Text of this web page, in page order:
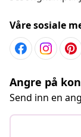
Våre sosiale
Angre på
Send inn en